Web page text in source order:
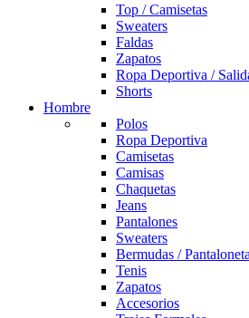
Top / Camisetas
Sweaters
Faldas
Zapatos
Ropa Deportiva /
Shorts
Hombre
Polos
Ropa Deportiva
Camisetas
Camisas
Chaquetas
Jeans
Pantalones
Sweaters
Bermudas /
Tenis
Zapatos
Accesorios